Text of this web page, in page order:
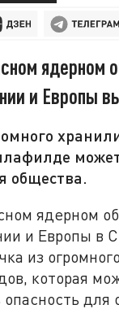
ядерном
и Европы
общества.
ядерном
и Европы в
из
которая
опасность для